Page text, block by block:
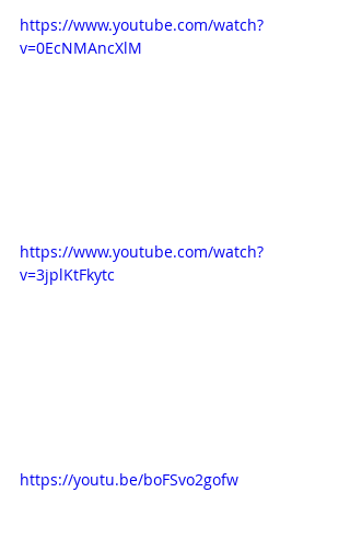
https://www.youtube.com/watch?
v=0EcNMAncXlM
https://www.youtube.com/watch?
v=3jplKtFkytc
https://youtu.be/boFSvo2gofw